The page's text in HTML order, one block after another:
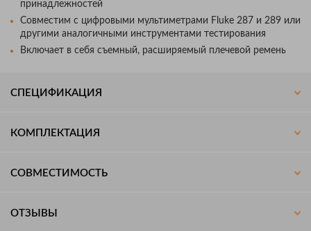
принадлежностей
Совместим с цифровыми мультиметрами Fluke 287 и 289 или
другими аналогичными инструментами тестирования
Включает в себя съемный, расширяемый плечевой ремень
СПЕЦИФИКАЦИЯ
КОМПЛЕКТАЦИЯ
СОВМЕСТИМОСТЬ
ОТЗЫВЫ